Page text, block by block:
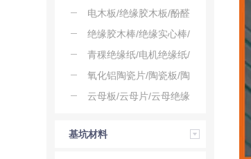
保护套管
电木板/绝缘胶木板/酚醛
电木板
绝缘胶木棒/绝缘实心棒/
酚醛胶木棒
青稞绝缘纸/电机绝缘纸/
电池隔离纸
氧化铝陶瓷片/陶瓷板/陶
瓷垫片
云母板/云母片/云母绝缘
基坑材料